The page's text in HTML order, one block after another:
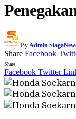
By Admin
Share Facebook
Share
Facebook Twitter